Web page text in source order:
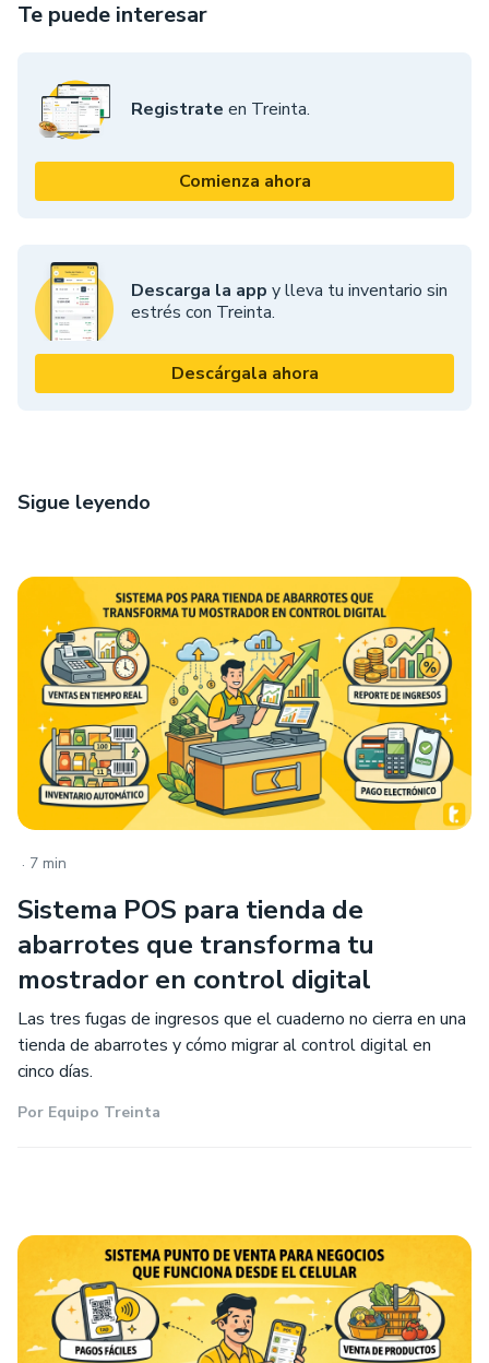
Te puede interesar
Registrate en Treinta.
Comienza ahora
Descarga la app y lleva tu inventario sin
estrés con Treinta.
Descárgala ahora
Sigue leyendo
. 7 min
Sistema POS para tienda de
abarrotes que transforma tu
mostrador en control digital
Las tres fugas de ingresos que el cuaderno no cierra en una
tienda de abarrotes y cómo migrar al control digital en
cinco días.
Por Equipo Treinta